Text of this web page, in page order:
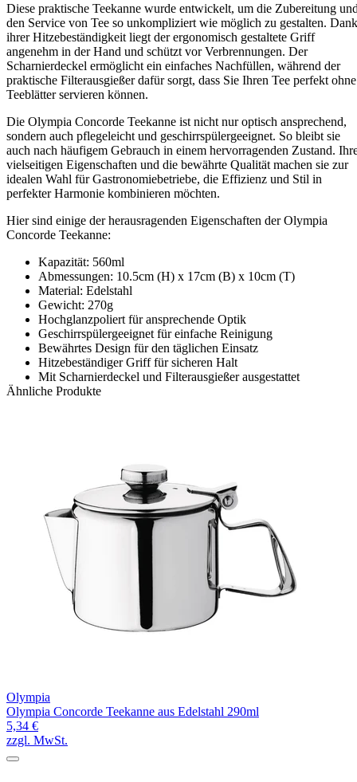
Diese praktische Teekanne wurde entwickelt, um die Zubereitung
den Service von Tee so unkompliziert wie möglich zu gestalten. Dank
ihrer Hitzebeständigkeit liegt der ergonomisch gestaltete Griff
angenehm in der Hand und schützt vor Verbrennungen. Der
Scharnierdeckel ermöglicht ein einfaches Nachfüllen, während der
praktische Filterausgießer dafür sorgt, dass Sie Ihren Tee perfekt ohne
Teeblätter servieren können.
Die Olympia Concorde Teekanne ist nicht nur optisch ansprechend,
sondern auch pflegeleicht und geschirrspülergeeignet. So bleibt sie
auch nach häufigem Gebrauch in einem hervorragenden Zustand.
vielseitigen Eigenschaften und die bewährte Qualität machen sie zur
idealen Wahl für Gastronomiebetriebe, die Effizienz und Stil in
perfekter Harmonie kombinieren möchten.
Hier sind einige der herausragenden Eigenschaften der Olympia
Concorde Teekanne:
Kapazität: 560ml
Abmessungen: 10.5cm (H) x 17cm (B) x 10cm (T)
Material: Edelstahl
Gewicht: 270g
Hochglanzpoliert für ansprechende Optik
Geschirrspülergeeignet für einfache Reinigung
Bewährtes Design für den täglichen Einsatz
Hitzebeständiger Griff für sicheren Halt
Mit Scharnierdeckel und Filterausgießer ausgestattet
Ähnliche Produkte
Olympia
Olympia Concorde Teekanne aus Edelstahl 290ml
5,34 €
zzgl. MwSt.